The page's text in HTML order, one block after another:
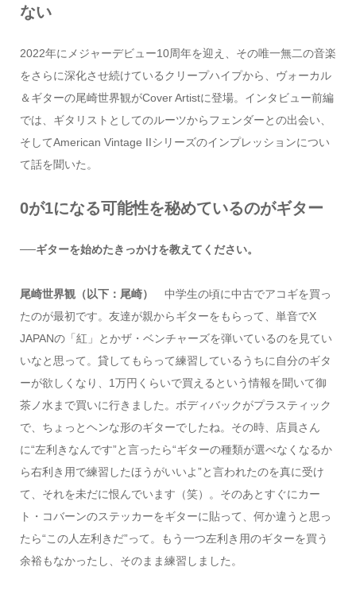
ない
2022年にメジャーデビュー10周年を迎え、その唯一無二の音楽
をさらに深化させ続けているクリープハイプから、ヴォーカル
＆ギターの尾崎世界観がCover Artistに登場。インタビュー前編
では、ギタリストとしてのルーツからフェンダーとの出会い、
そしてAmerican Vintage IIシリーズのインプレッションについ
て話を聞いた。
0が1になる可能性を秘めているのがギター
──ギターを始めたきっかけを教えてください。
尾崎世界観（以下：尾崎）
中学生の頃に中古でアコギを買っ
たのが最初です。友達が親からギターをもらって、単音でX
JAPANの「紅」とかザ・ベンチャーズを弾いているのを見てい
いなと思って。貸してもらって練習しているうちに自分のギタ
ーが欲しくなり、1万円くらいで買えるという情報を聞いて御
茶ノ水まで買いに行きました。ボディバックがプラスティック
で、ちょっとヘンな形のギターでしたね。その時、店員さん
に“左利きなんです”と言ったら“ギターの種類が選べなくなるか
ら右利き用で練習したほうがいいよ”と言われたのを真に受け
て、それを未だに恨んでいます（笑）。そのあとすぐにカー
ト・コバーンのステッカーをギターに貼って、何か違うと思っ
たら“この人左利きだ”って。もう一つ左利き用のギターを買う
余裕もなかったし、そのまま練習しました。